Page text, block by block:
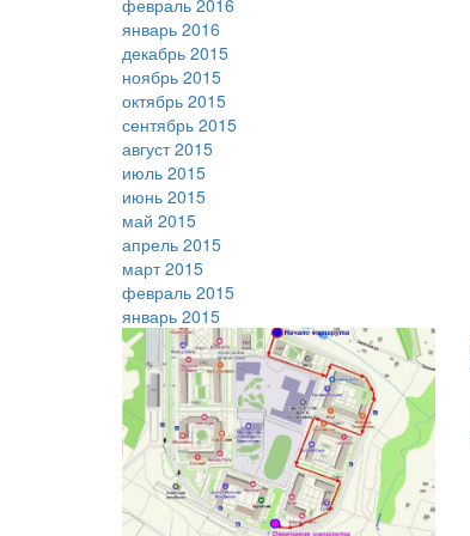
февраль 2016
январь 2016
декабрь 2015
ноябрь 2015
октябрь 2015
сентябрь 2015
август 2015
июль 2015
июнь 2015
май 2015
апрель 2015
март 2015
февраль 2015
январь 2015